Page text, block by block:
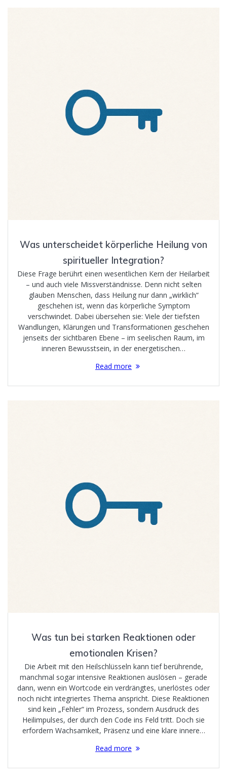
Was unterscheidet körperliche Heilung von
spiritueller Integration?
Diese Frage berührt einen wesentlichen Kern der Heilarbeit
– und auch viele Missverständnisse. Denn nicht selten
glauben Menschen, dass Heilung nur dann „wirklich“
geschehen ist, wenn das körperliche Symptom
verschwindet. Dabei übersehen sie: Viele der tiefsten
Wandlungen, Klärungen und Transformationen geschehen
jenseits der sichtbaren Ebene – im seelischen Raum, im
inneren Bewusstsein, in der energetischen…
Read more
Was tun bei starken Reaktionen oder
emotionalen Krisen?
Die Arbeit mit den Heilschlüsseln kann tief berührende,
manchmal sogar intensive Reaktionen auslösen – gerade
dann, wenn ein Wortcode ein verdrängtes, unerlöstes oder
noch nicht integriertes Thema anspricht. Diese Reaktionen
sind kein „Fehler“ im Prozess, sondern Ausdruck des
Heilimpulses, der durch den Code ins Feld tritt. Doch sie
erfordern Wachsamkeit, Präsenz und eine klare innere…
Read more